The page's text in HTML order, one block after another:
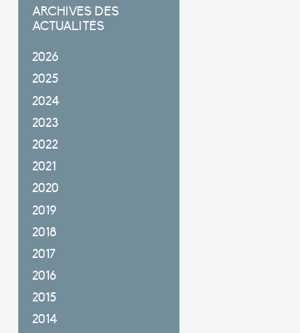
ARCHIVES DES
ACTUALITÉS
2026
2025
2024
2023
2022
2021
2020
2019
2018
2017
2016
2015
2014